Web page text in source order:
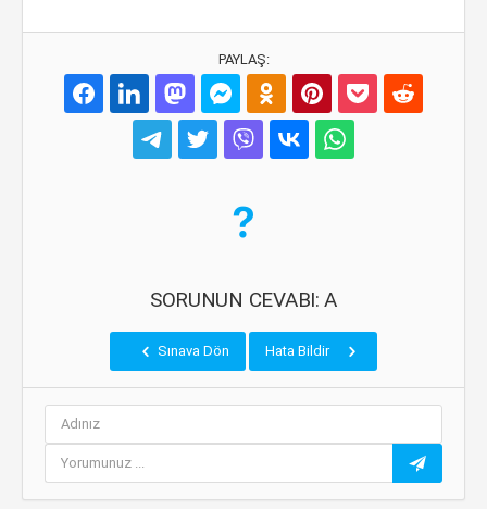
PAYLAŞ:
SORUNUN CEVABI: A
Sınava Dön Hata Bildir